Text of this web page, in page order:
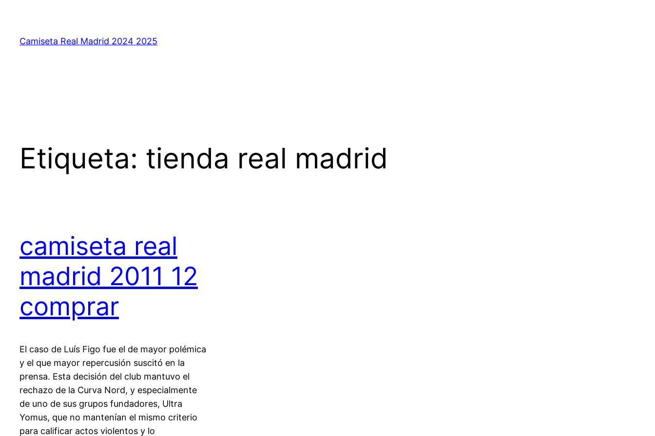
contenido
Camiseta Real Madrid 2024 2025
Etiqueta: tienda real madrid
camiseta real
madrid 2011 12
comprar
El caso de Luís Figo fue el de mayor polémica
y el que mayor repercusión suscitó en la
prensa. Esta decisión del club mantuvo el
rechazo de la Curva Nord, y especialmente
de uno de sus grupos fundadores, Ultra
Yomus, que no mantenían el mismo criterio
para calificar actos violentos y lo